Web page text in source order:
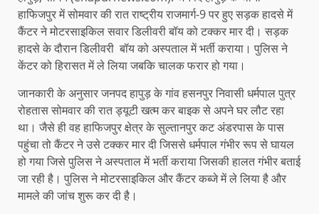
हाफिजपुर में सोमवार की रात राष्ट्रीय राजमार्ग-9 पर हुए सड़क हादसे में
कैंटर ने मोटरसाइकिल सवार डिलीवरी बॉय को टक्कर मार दी। सड़क
हादसे के दौरान डिलीवरी बॉय को अस्पताल में भर्ती कराया। पुलिस ने
केंटर को हिरासत में ले लिया जबकि चालक फरार हो गया।
जानकारी के अनुसार जनपद हापुड़ के गांव हसनपुर निवासी धर्मपाल पुत्र
रोहतास सोमवार की रात ड्यूटी खत्म कर बाइक से अपने घर लौट रहा
था। जैसे ही वह हाफिजपुर क्षेत्र के सुल्तानपुर कट अंडरपास के पास
पहुंचा तो कैंटर ने उसे टक्कर मार दी जिससे धर्मपाल गंभीर रूप से घायल
हो गया जिसे पुलिस ने अस्पताल में भर्ती कराया जिसकी हालत गंभीर बताई
जा रही है। पुलिस ने मोटरसाइकिल और कैंटर कब्जे में ले लिया है और
मामले की जांच शुरू कर दी है।